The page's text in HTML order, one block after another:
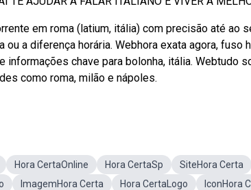
em roma (latium, itália) com precisão até ao
ou a diferença horária. Webhora exata agora,
informações chave para bolonha, itália. Webtudo
como roma, milão e nápoles.
Hora CertaOnline Hora CertaSp SiteHora Certa
ImagemHora Certa Hora CertaLogo IconHora